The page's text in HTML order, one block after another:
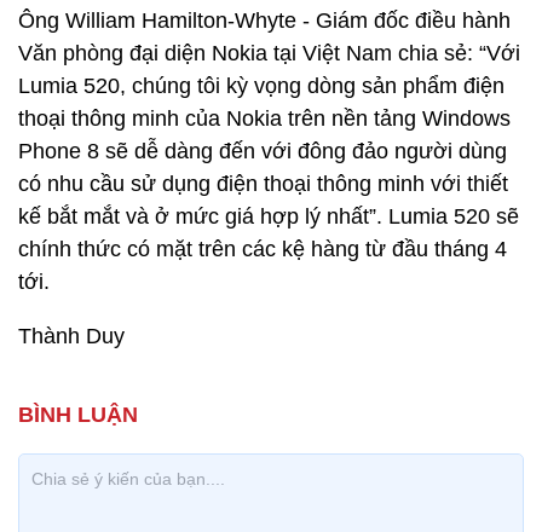
Ông William Hamilton-Whyte - Giám đốc điều hành
Văn phòng đại diện Nokia tại Việt Nam chia sẻ: “Với
Lumia 520, chúng tôi kỳ vọng dòng sản phẩm điện
thoại thông minh của Nokia trên nền tảng Windows
Phone 8 sẽ dễ dàng đến với đông đảo người dùng
có nhu cầu sử dụng điện thoại thông minh với thiết
kế bắt mắt và ở mức giá hợp lý nhất”. Lumia 520 sẽ
chính thức có mặt trên các kệ hàng từ đầu tháng 4
tới.
Thành Duy